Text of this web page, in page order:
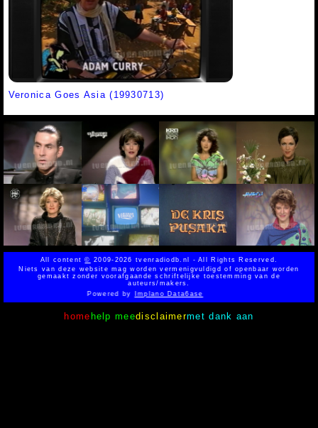
Veronica Goes Asia (19930713)
All content© 2009-2026 tvenradiodb.nl - All Rights Reserved.
Niets van deze website mag worden vermenigvuldigd of openbaar worden
gemaakt zonder voorafgaande schriftelijke toestemming van de
auteurs/makers.
Powered by Implano Data6ase
home help meedisclaimermet dank aan